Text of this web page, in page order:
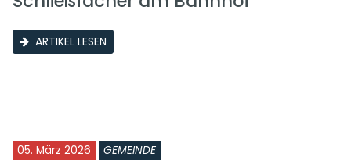
ARTIKEL LESEN
05. März 2026 GEMEINDE